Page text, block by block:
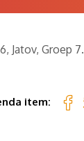
Jatov, Groep
item: